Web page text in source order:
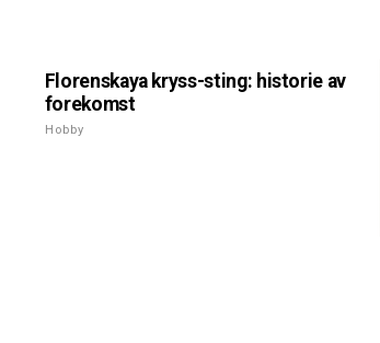
Florenskaya kryss-sting: historie av
forekomst
Hobby